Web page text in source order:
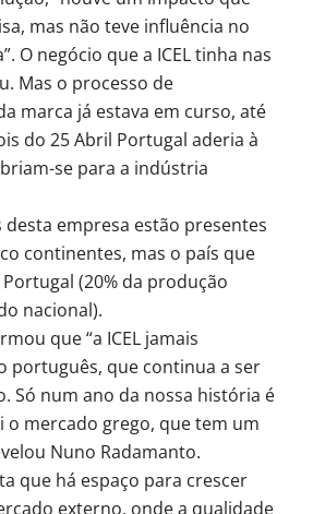
mas não teve influência no
O negócio que a ICEL tinha nas
Mas o processo de
marca já estava em curso, até
do 25 Abril Portugal aderia à
se para a indústria
desta empresa estão presentes
continentes, mas o país que
(20% da produção
nacional).
que “a ICEL jamais
português, que continua a ser
Só num ano da nossa história é
o mercado grego, que tem um
Nuno Radamanto.
que há espaço para crescer
externo, onde a qualidade